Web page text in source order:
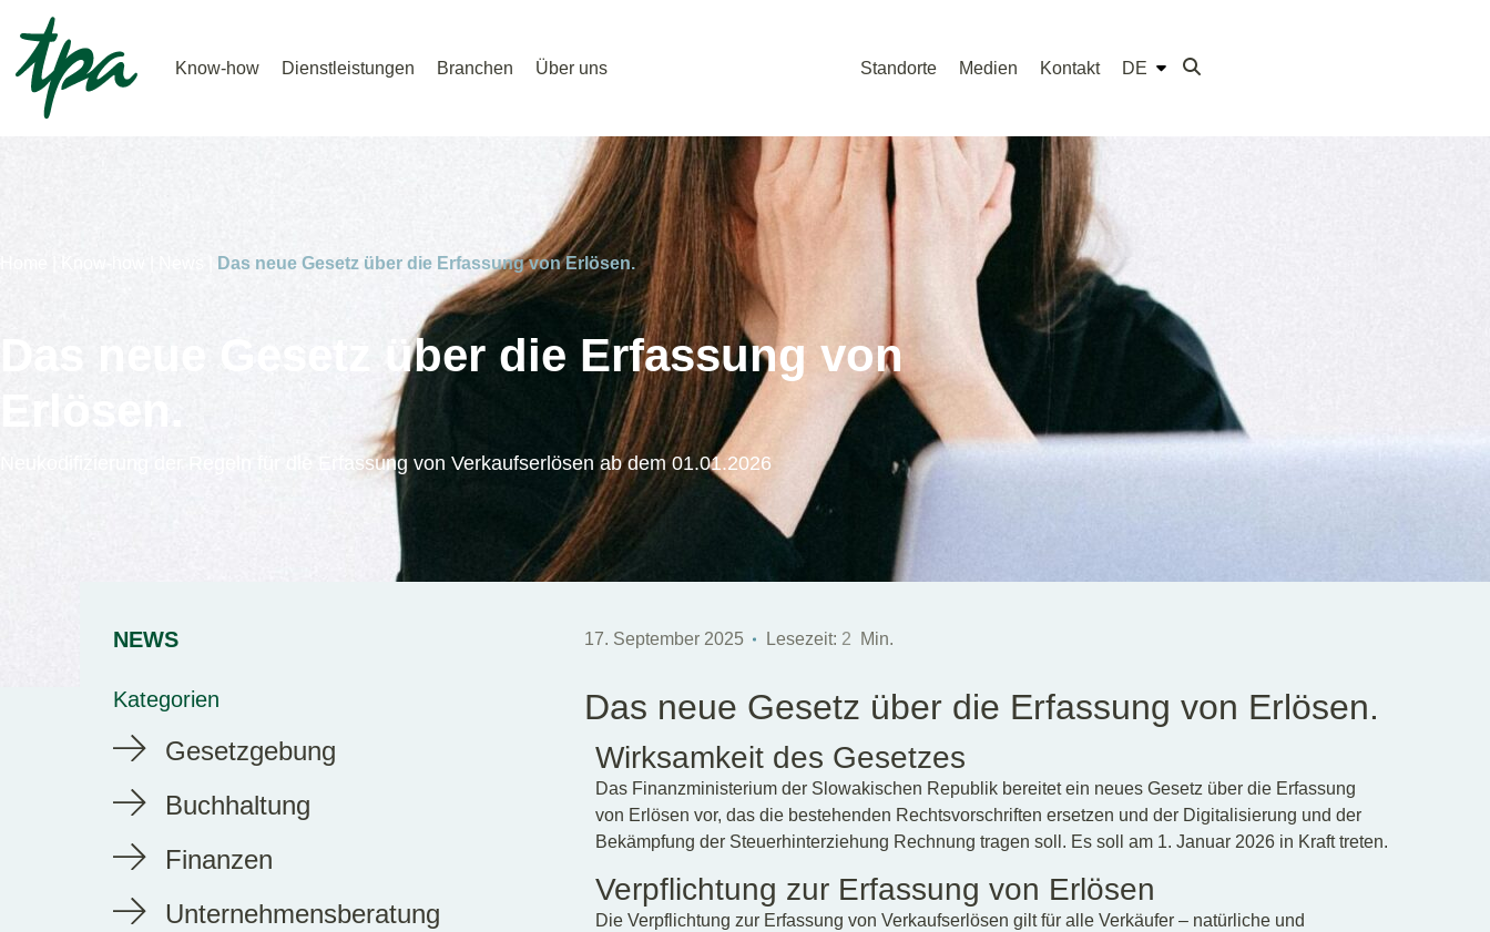
Know-how Dienstleistungen Branchen Über uns Standorte Kontakt
Medien DE
Das neue Gesetz über die Erfassung von Erlösen.
Das neue Gesetz über die Erfassung von
Neukodifizierung der Regeln für die Erfassung von Verkaufserlösen ab dem 01.01.2026
NEWS
Kategorien
Gesetzgebung
Buchhaltung
Finanzen
Unternehmensberatung
17. September 2025 Lesezeit: 2 Min.
Das neue Gesetz über die Erfassung von Erlösen.
Wirksamkeit des Gesetzes
Das Finanzministerium der Slowakischen Republik bereitet ein neues Gesetz über die Erfassung
von Erlösen vor, das die bestehenden Rechtsvorschriften ersetzen und der Digitalisierung und der
Bekämpfung der Steuerhinterziehung Rechnung tragen soll. Es soll am 1. Januar 2026 in Kraft treten.
Verpflichtung zur Erfassung von Erlösen
Die Verpflichtung zur Erfassung von Verkaufserlösen gilt für alle Verkäufer – natürliche und